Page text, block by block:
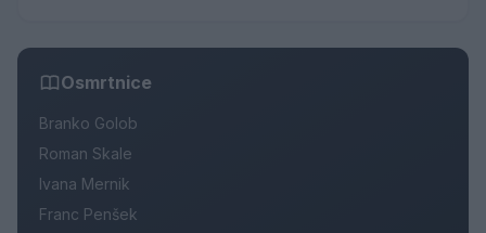
Osmrtnice
Branko Golob
Roman Skale
Ivana Mernik
Franc Penšek